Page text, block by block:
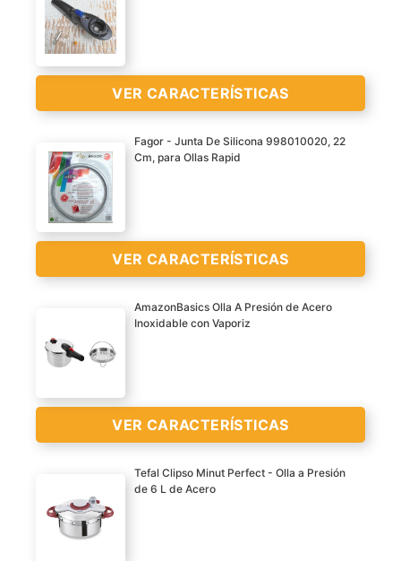
MOD: RAPID EXPRES 99
Y SEÑORIAL
CARACTERÍSTICAS
>
VER CARACTERÍSTICAS
CARACTERÍSTICAS
Fagor - Junta De Silicona 998010020, 22
Cm, para Ollas Rapid
VER CARACTERÍSTICAS
JUNTA
OLLA
FAGOR
AmazonBasics Olla A Presión de Acero
Inoxidable con Vaporiz
VER CARACTERÍSTICAS
Olla a presión de acero
inoxidable para cocinar
Tefal Clipso Minut Perfect - Olla a Presión
de 6 L de Acero